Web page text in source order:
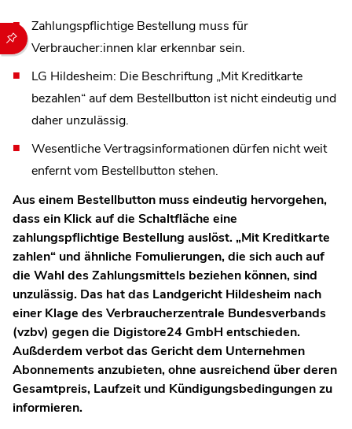
Durch die folgenden Buttons können Sie direkt auf einen
Zahlungspflichtige Bestellung muss für
Verbraucher:innen klar erkennbar sein.
LG Hildesheim: Die Beschriftung „Mit Kreditkarte
bezahlen“ auf dem Bestellbutton ist nicht eindeutig und
daher unzulässig.
Wesentliche Vertragsinformationen dürfen nicht weit
enfernt vom Bestellbutton stehen.
Aus einem Bestellbutton muss eindeutig hervorgehen,
dass ein Klick auf die Schaltfläche eine
zahlungspflichtige Bestellung auslöst. „Mit Kreditkarte
zahlen“ und ähnliche Fomulierungen, die sich auch auf
die Wahl des Zahlungsmittels beziehen können, sind
unzulässig. Das hat das Landgericht Hildesheim nach
einer Klage des Verbraucherzentrale Bundesverbands
(vzbv) gegen die Digistore24 GmbH entschieden.
Außderdem verbot das Gericht dem Unternehmen
Abonnements anzubieten, ohne ausreichend über deren
Gesamtpreis, Laufzeit und Kündigungsbedingungen zu
informieren.